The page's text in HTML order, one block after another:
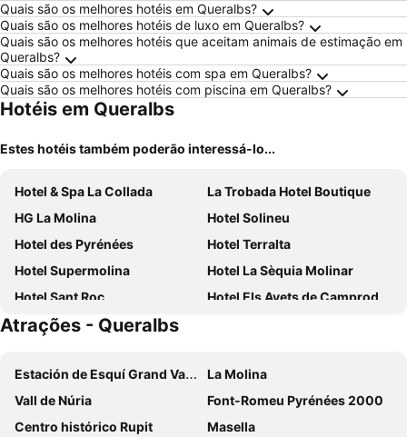
Quais são os melhores hotéis em Queralbs?
Quais são os melhores hotéis de luxo em Queralbs?
Quais são os melhores hotéis que aceitam animais de estimação em
Queralbs?
Quais são os melhores hotéis com spa em Queralbs?
Quais são os melhores hotéis com piscina em Queralbs?
Hotéis em Queralbs
Estes hotéis também poderão interessá-lo...
Hotel & Spa La Collada
La Trobada Hotel Boutique
HG La Molina
Hotel Solineu
Hotel des Pyrénées
Hotel Terralta
Hotel Supermolina
Hotel La Sèquia Molinar
Hotel Sant Roc
Hotel Els Avets de Camprodon
Hotel Adsera
Hotel Amoretes
Résidence Nemea Les Chalets du Belvédère
L'Orée du Bois
Hotel Vall de Núria
Hotel Rural-Spa Resguard Dels Vents
Hotel Els Caçadors de Ribes
Atrações - Queralbs
Estación de Esquí Grand Valira
La Molina
Vall de Núria
Font-Romeu Pyrénées 2000
Centro histórico Rupit
Masella